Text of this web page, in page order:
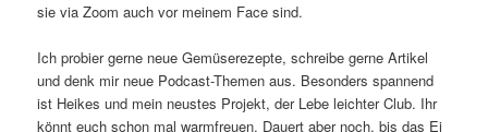
sie via Zoom auch vor meinem Face sind.
Ich probier gerne neue Gemüserezepte, schreibe gerne Artikel
und denk mir neue Podcast-Themen aus. Besonders spannend
ist Heikes und mein neustes Projekt, der Lebe leichter Club. Ihr
könnt euch schon mal warmfreuen. Dauert aber noch, bis das Ei